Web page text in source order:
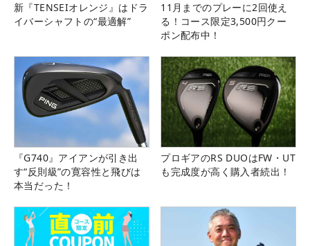
新『TENSEIオレンジ』はドラ
イバーシャフトの“最適解”
11月までのプレーに2回使え
る！コース限定3,500円クー
ポン配布中！
『G740』アイアンが引き出
す“反則級”の寛容性と飛びは
本当だった！
プロギアのRS DUOはFW・UT
も完成度が高く購入者続出！